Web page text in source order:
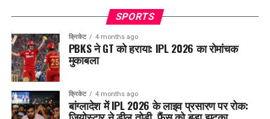
SPORTS
क्रिकेट 4 months ago
PBKS ने GT को हराया: IPL 2026 का रोमांचक
मुकाबला
क्रिकेट 4 months ago
बांग्लादेश में IPL 2026 के लाइव प्रसारण पर रोक: